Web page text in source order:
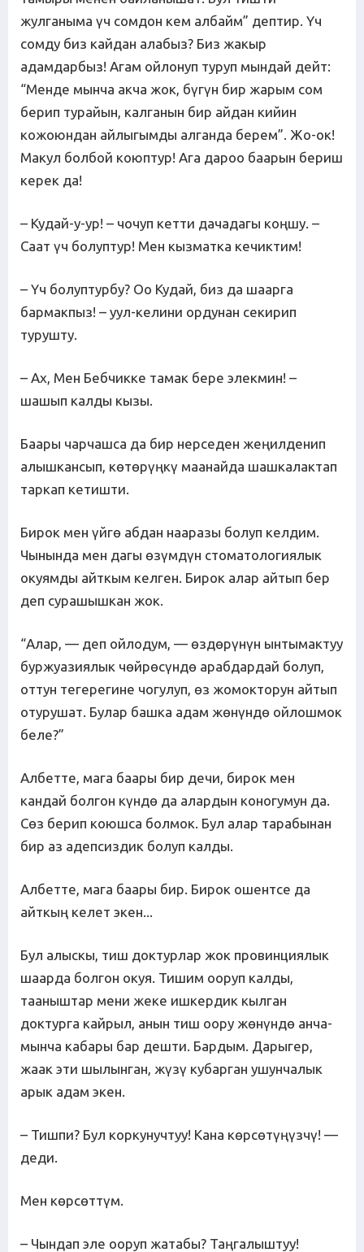
жулганыма үч сомдон кем албайм” дептир. Үч
сомду биз кайдан алабыз? Биз жакыр
адамдарбыз! Агам ойлонуп туруп мындай дейт:
“Менде мынча акча жок, бүгүн бир жарым сом
берип турайын, калганын бир айдан кийин
кожоюндан айлыгымды алганда берем”. Жо-ок!
Макул болбой коюптур! Ага дароо баарын бериш
керек да!
– Кудай-у-ур! – чочуп кетти дачадагы коңшу. –
Саат үч болуптур! Мен кызматка кечиктим!
– Үч болуптурбу? Оо Кудай, биз да шаарга
бармакпыз! – уул-келини ордунан секирип
турушту.
– Ах, Мен Бебчикке тамак бере элекмин! –
шашып калды кызы.
Баары чарчашса да бир нерседен жеңилденип
алышкансып, көтөрүңкү маанайда шашкалактап
таркап кетишти.
Бирок мен үйгө абдан нааразы болуп келдим.
Чынында мен дагы өзүмдүн стоматологиялык
окуямды айткым келген. Бирок алар айтып бер
деп сурашышкан жок.
“Алар, — деп ойлодум, — өздөрүнүн ынтымактуу
буржуазиялык чөйрөсүндө арабдардай болуп,
оттун тегерегине чогулуп, өз жомокторун айтып
отурушат. Булар башка адам жөнүндө ойлошмок
беле?”
Албетте, мага баары бир дечи, бирок мен
кандай болгон күндө да алардын коногумун да.
Сөз берип коюшса болмок. Бул алар тарабынан
бир аз адепсиздик болуп калды.
Албетте, мага баары бир. Бирок ошентсе да
айткың келет экен...
Бул алыскы, тиш доктурлар жок провинциялык
шаарда болгон окуя. Тишим ооруп калды,
тааныштар мени жеке ишкердик кылган
доктурга кайрыл, анын тиш оору жөнүндө анча-
мынча кабары бар дешти. Бардым. Дарыгер,
жаак эти шылынган, жүзү кубарган ушунчалык
арык адам экен.
– Тишпи? Бул коркунучтуу! Кана көрсөтүңүзчү! —
деди.
Мен көрсөттүм.
– Чындап эле ооруп жатабы? Таңгалыштуу!